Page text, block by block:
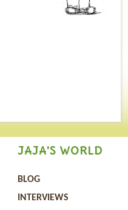
JAJA'S WORLD
BLOG
INTERVIEWS